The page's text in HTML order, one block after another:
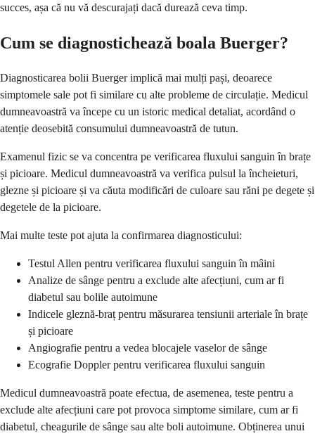
succes, așa că nu vă descurajați dacă durează ceva timp.
Cum se diagnostichează boala Buerger?
Diagnosticarea bolii Buerger implică mai mulți pași, deoarece
simptomele sale pot fi similare cu alte probleme de circulație. Medicul
dumneavoastră va începe cu un istoric medical detaliat, acordând o
atenție deosebită consumului dumneavoastră de tutun.
Examenul fizic se va concentra pe verificarea fluxului sanguin în brațe
și picioare. Medicul dumneavoastră va verifica pulsul la încheieturi,
glezne și picioare și va căuta modificări de culoare sau răni pe degete și
degetele de la picioare.
Mai multe teste pot ajuta la confirmarea diagnosticului:
Testul Allen pentru verificarea fluxului sanguin în mâini
Analize de sânge pentru a exclude alte afecțiuni, cum ar fi
diabetul sau bolile autoimune
Indicele gleznă-braț pentru măsurarea tensiunii arteriale în brațe
și picioare
Angiografie pentru a vedea blocajele vaselor de sânge
Ecografie Doppler pentru verificarea fluxului sanguin
Medicul dumneavoastră poate efectua, de asemenea, teste pentru a
exclude alte afecțiuni care pot provoca simptome similare, cum ar fi
diabetul, cheagurile de sânge sau alte boli autoimune. Obținerea unui